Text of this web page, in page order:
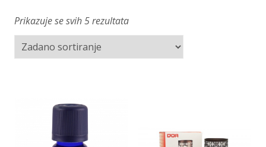
Prikazuje se svih 5 rezultata